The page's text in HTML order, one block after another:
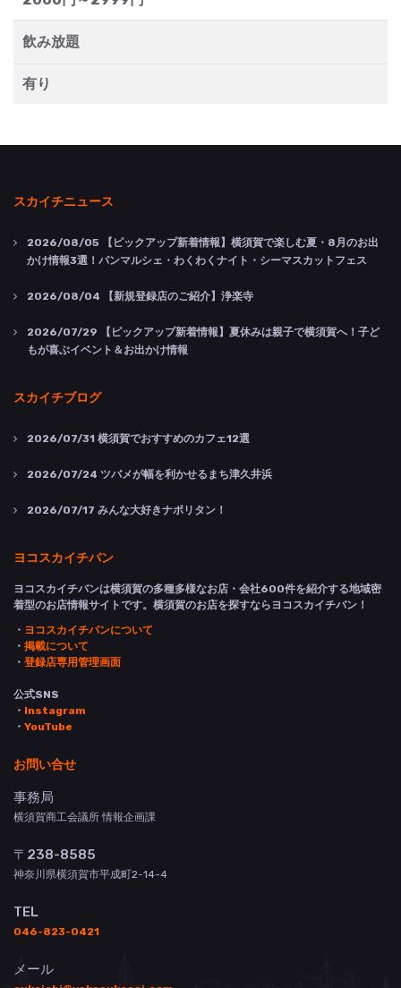
飲み放題
有り
スカイチニュース
2026/08/05 【ピックアップ新着情報】横須賀で楽しむ夏・8月のお出
かけ情報3選！パンマルシェ・わくわくナイト・シーマスカットフェス
2026/08/04 【新規登録店のご紹介】浄楽寺
2026/07/29 【ピックアップ新着情報】夏休みは親子で横須賀へ！子ど
もが喜ぶイベント＆お出かけ情報
スカイチブログ
2026/07/31 横須賀でおすすめのカフェ12選
2026/07/24 ツバメが幅を利かせるまち津久井浜
2026/07/17 みんな大好きナポリタン！
ヨコスカイチバン
ヨコスカイチバンは横須賀の多種多様なお店・会社600件を紹介する地域密
着型のお店情報サイトです。横須賀のお店を探すならヨコスカイチバン！
・ ヨコスカイチバンについて
・ 掲載について
・ 登録店専用管理画面
公式SNS
・ Instagram
・ YouTube
お問い合せ
事務局
横須賀商工会議所 情報企画課
〒238-8585
神奈川県横須賀市平成町2-14-4
TEL
046-823-0421
メール